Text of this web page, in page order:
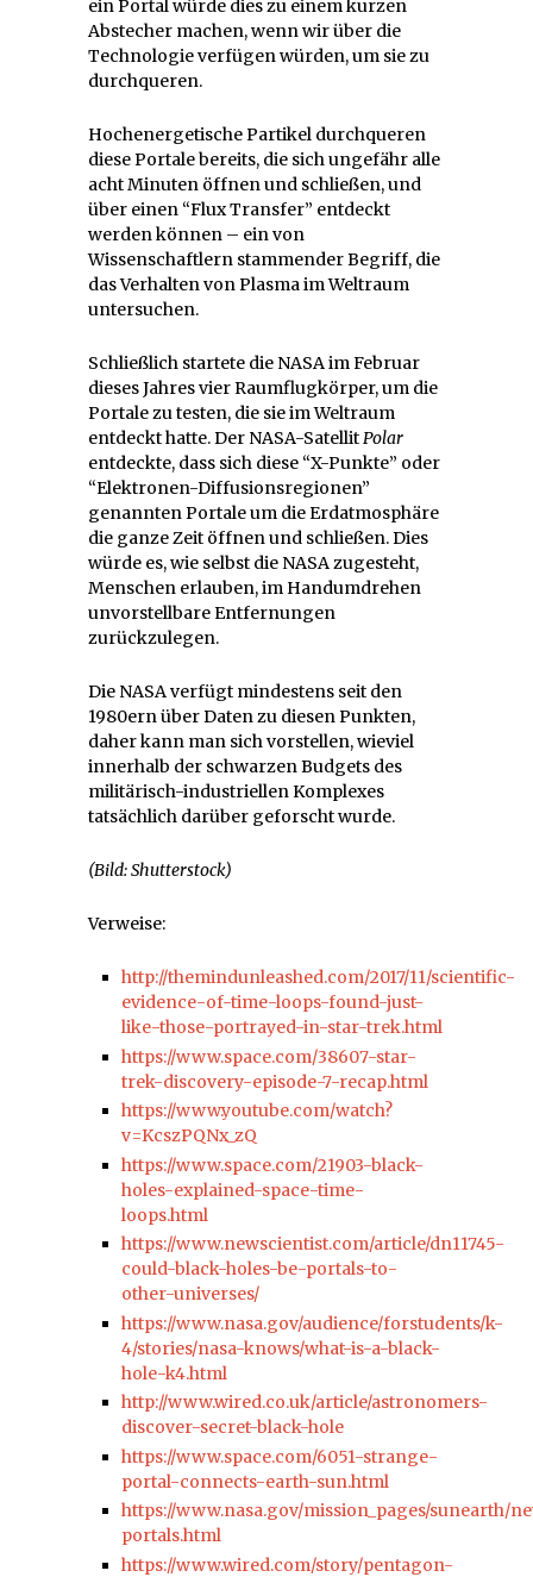
ein Portal würde dies zu einem kurzen
Abstecher machen, wenn wir über die
Technologie verfügen würden, um sie zu
durchqueren.
Hochenergetische Partikel durchqueren
diese Portale bereits, die sich ungefähr alle
acht Minuten öffnen und schließen, und
über einen “Flux Transfer” entdeckt
werden können – ein von
Wissenschaftlern stammender Begriff, die
das Verhalten von Plasma im Weltraum
untersuchen.
Schließlich startete die NASA im Februar
dieses Jahres vier Raumflugkörper, um die
Portale zu testen, die sie im Weltraum
entdeckt hatte. Der NASA-SatellitPolar
entdeckte, dass sich diese “X-Punkte” oder
“Elektronen-Diffusionsregionen”
genannten Portale um die Erdatmosphäre
die ganze Zeit öffnen und schließen. Dies
würde es, wie selbst die NASA zugesteht,
Menschen erlauben, im Handumdrehen
unvorstellbare Entfernungen
zurückzulegen.
Die NASA verfügt mindestens seit den
1980ern über Daten zu diesen Punkten,
daher kann man sich vorstellen, wieviel
innerhalb der schwarzen Budgets des
militärisch-industriellen Komplexes
tatsächlich darüber geforscht wurde.
(Bild: Shutterstock)
Verweise:
http://themindunleashed.com/2017/11/scientific-
evidence-of-time-loops-found-just-
like-those-portrayed-in-star-trek.html
https://www.space.com/38607-star-
trek-discovery-episode-7-recap.html
https://www.youtube.com/watch?
v=KcszPQNx_zQ
https://www.space.com/21903-black-
holes-explained-space-time-
loops.html
https://www.newscientist.com/article/dn11745-
could-black-holes-be-portals-to-
other-universes/
https://www.nasa.gov/audience/forstudents/k-
4/stories/nasa-knows/what-is-a-black-
hole-k4.html
http://www.wired.co.uk/article/astronomers-
discover-secret-black-hole
https://www.space.com/6051-strange-
portal-connects-earth-sun.html
https://www.nasa.gov/mission_pages/sunearth/
portals.html
https://www.wired.com/story/pentagon-